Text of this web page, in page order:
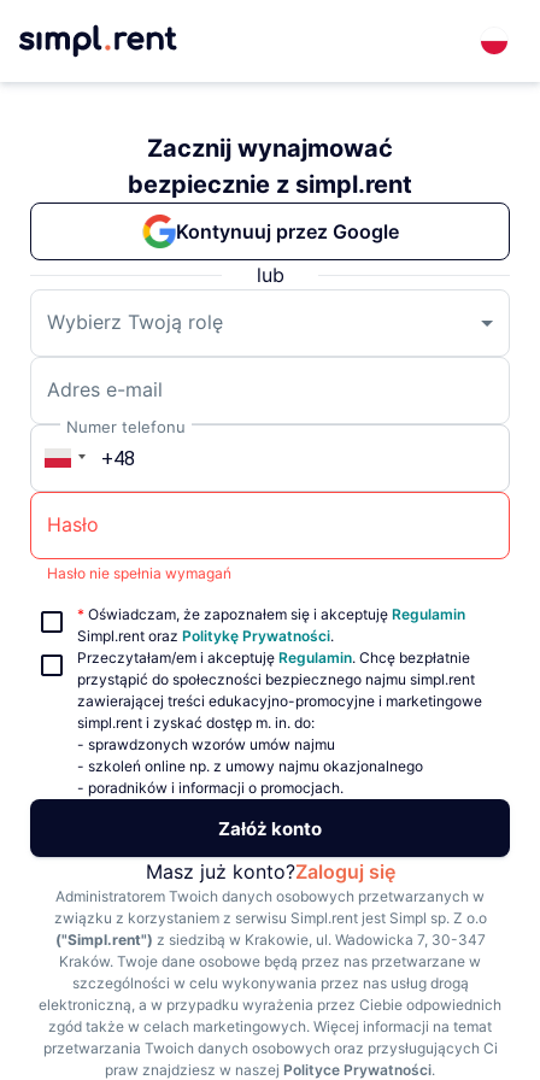
Zacznij wynajmować
bezpiecznie z simpl.rent
Kontynuuj przez Google
lub
Wybierz Twoją rolę
Adres e-mail
Numer telefonu
Hasło
Hasło nie spełnia wymagań
* Oświadczam, że zapoznałem się i akceptuję Regulamin
Simpl.rent oraz Politykę Prywatności.
Przeczytałam/em i akceptuję Regulamin. Chcę bezpłatnie
przystąpić do społeczności bezpiecznego najmu simpl.rent
zawierającej treści edukacyjno-promocyjne i marketingowe
simpl.rent i zyskać dostęp m. in. do:
- sprawdzonych wzorów umów najmu
- szkoleń online np. z umowy najmu okazjonalnego
- poradników i informacji o promocjach.
Załóż konto
Masz już konto?Zaloguj się
Administratorem Twoich danych osobowych przetwarzanych w
związku z korzystaniem z serwisu Simpl.rent jest Simpl sp. Z o.o
("Simpl.rent") z siedzibą w Krakowie, ul. Wadowicka 7, 30-347
Kraków. Twoje dane osobowe będą przez nas przetwarzane w
szczególności w celu wykonywania przez nas usług drogą
elektroniczną, a w przypadku wyrażenia przez Ciebie odpowiednich
zgód także w celach marketingowych. Więcej informacji na temat
przetwarzania Twoich danych osobowych oraz przysługujących Ci
praw znajdziesz w naszej Polityce Prywatności.